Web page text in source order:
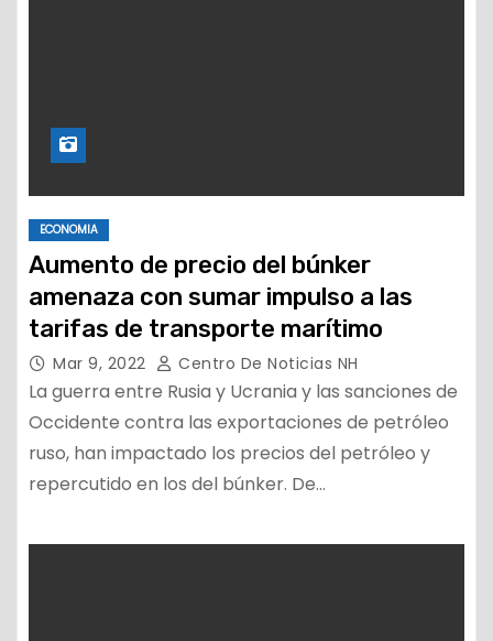
ECONOMIA
Aumento de precio del búnker
amenaza con sumar impulso a las
tarifas de transporte marítimo
Mar 9, 2022 Centro De Noticias NH
La guerra entre Rusia y Ucrania y las sanciones de
Occidente contra las exportaciones de petróleo
ruso, han impactado los precios del petróleo y
repercutido en los del búnker. De…